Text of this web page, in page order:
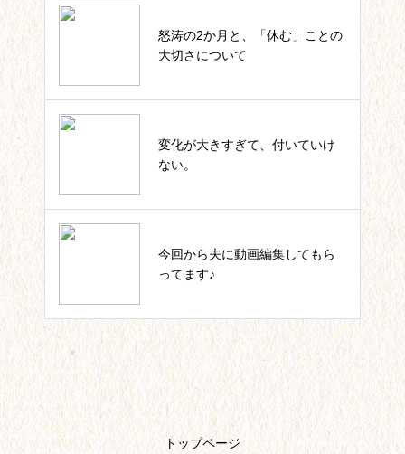
怒涛の2か月と、「休む」ことの
大切さについて
変化が大きすぎて、付いていけ
ない。
今回から夫に動画編集してもら
ってます♪
四葉ストーリー記事一覧
私のカウンセラー起業。これまで
の軌跡一覧
いっしょにIKUJI★セルフコーチ
ング記事一覧
トップページ